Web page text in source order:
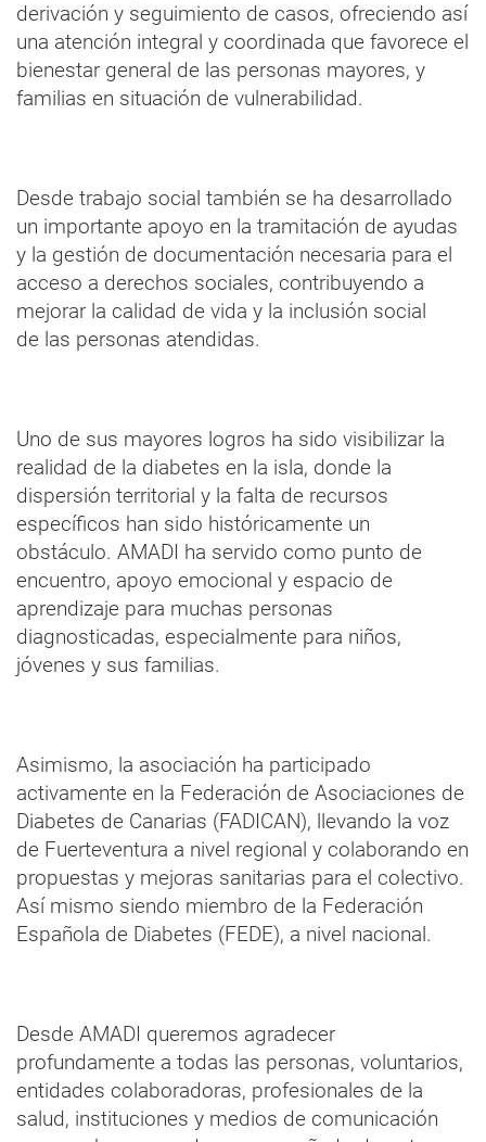
derivación y seguimiento de casos, ofreciendo así
una atención integral y coordinada que favorece el
bienestar general de las personas mayores, y
familias en situación de vulnerabilidad.
Desde trabajo social también se ha desarrollado
un importante apoyo en la tramitación de ayudas
y la gestión de documentación necesaria para el
acceso a derechos sociales, contribuyendo a
mejorar la calidad de vida y la inclusión social
de las personas atendidas.
Uno de sus mayores logros ha sido visibilizar la
realidad de la diabetes en la isla, donde la
dispersión territorial y la falta de recursos
específicos han sido históricamente un
obstáculo. AMADI ha servido como punto de
encuentro, apoyo emocional y espacio de
aprendizaje para muchas personas
diagnosticadas, especialmente para niños,
jóvenes y sus familias.
Asimismo, la asociación ha participado
activamente en la Federación de Asociaciones de
Diabetes de Canarias (FADICAN), llevando la voz
de Fuerteventura a nivel regional y colaborando en
propuestas y mejoras sanitarias para el colectivo.
Así mismo siendo miembro de la Federación
Española de Diabetes (FEDE), a nivel nacional.
Desde AMADI queremos agradecer
profundamente a todas las personas, voluntarios,
entidades colaboradoras, profesionales de la
salud, instituciones y medios de comunicación